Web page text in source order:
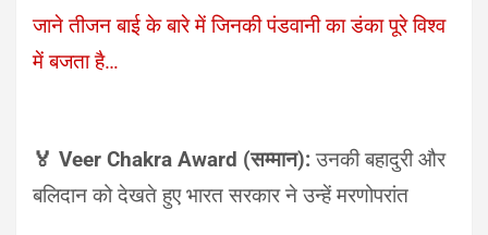
जाने तीजन बाई के बारे में जिनकी पंडवानी का डंका पूरे विश्व
में बजता है…
🏅 Veer Chakra Award (सम्मान): उनकी बहादुरी और
बलिदान को देखते हुए भारत सरकार ने उन्हें मरणोपरांत